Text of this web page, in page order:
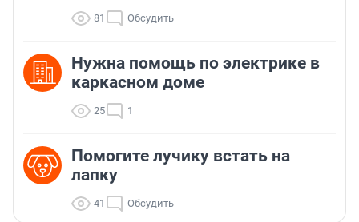
81 Обсудить
Нужна помощь по электрике в
каркасном доме
25 1
Помогите лучику встать на
лапку
41 Обсудить